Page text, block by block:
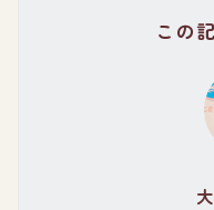
この